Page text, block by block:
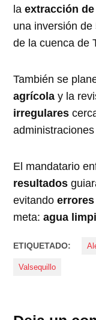
laextracción
una inversión de
de la cuenca de
También se
agrícola y la
irregulares
El mandatario
resultados
evitando
meta:agua
ETIQUETADO:
Valsequillo